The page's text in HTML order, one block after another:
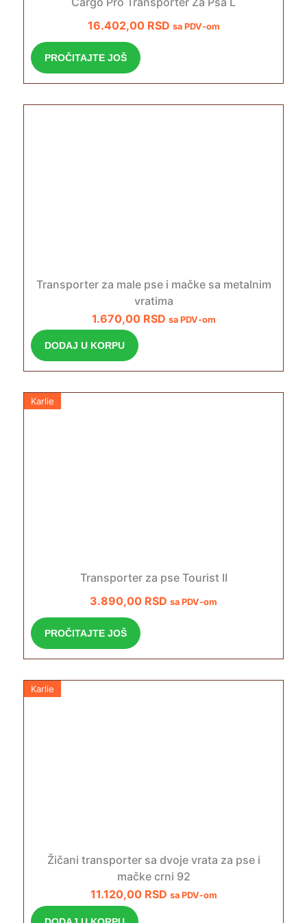
16.402,00 RSD sa PDV-om
PROČITAJTE JOŠ
Transporter za male pse i mačke sa metalnim
vratima
1.670,00 RSD sa PDV-om
DODAJ U KORPU
Karlie
Transporter za pse Tourist II
3.890,00 RSD sa PDV-om
PROČITAJTE JOŠ
Karlie
Žičani transporter sa dvoje vrata za pse i
mačke crni 92
11.120,00 RSD sa PDV-om